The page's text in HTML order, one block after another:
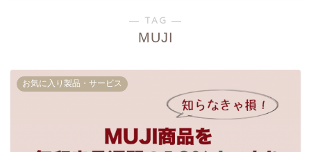
― TAG ―
MUJI
お気に入り製品・サービス